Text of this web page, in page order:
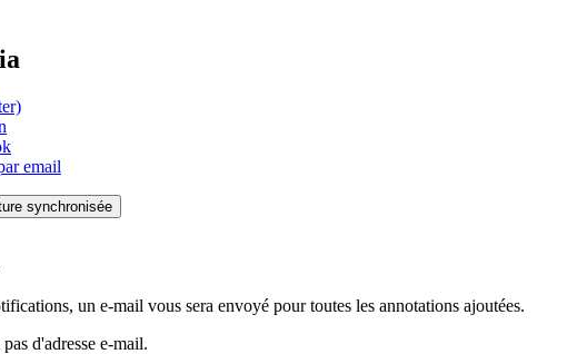
email
synchronisée
un e-mail vous sera envoyé pour toutes les annotations ajoutées.
d'adresse e-mail.